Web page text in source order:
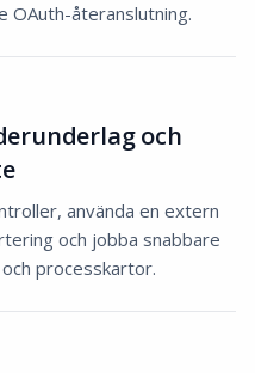
OAuth-återanslutning.
och
använda en extern
och jobba snabbare
processkartor.